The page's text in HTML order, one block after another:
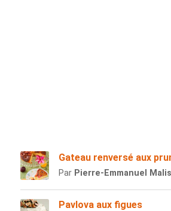
Gateau renversé aux
Par Pierre-Emmanuel
Pavlova aux figues